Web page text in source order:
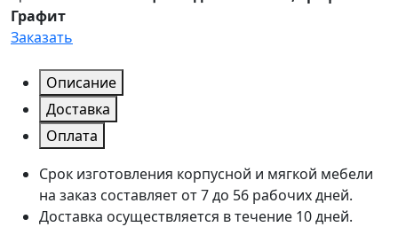
Графит
Заказать
Описание
Доставка
Оплата
Срок изготовления корпусной и мягкой мебели
на заказ составляет от 7 до 56 рабочих дней.
Доставка осуществляется в течение 10 дней.